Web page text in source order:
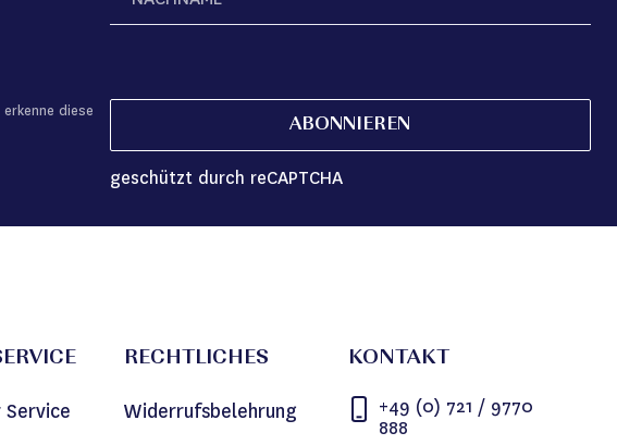
diese
ABONNIEREN
geschützt durch reCAPTCHA
Service
RECHTLICHES
Widerrufsbelehrung
KONTAKT
+49 (0) 721 / 9770
888